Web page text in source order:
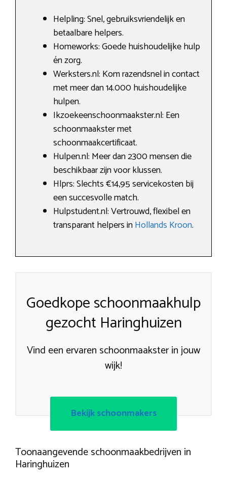
Helpling: Snel, gebruiksvriendelijk en
betaalbare helpers.
Homeworks: Goede huishoudelijke hulp
én zorg.
Werksters.nl: Kom razendsnel in contact
met meer dan 14.000 huishoudelijke
hulpen.
Ikzoekeenschoonmaakster.nl: Een
schoonmaakster met
schoonmaakcertificaat.
Hulpen.nl: Meer dan 2300 mensen die
beschikbaar zijn voor klussen.
Hlprs: Slechts €14,95 servicekosten bij
een succesvolle match.
Hulpstudent.nl: Vertrouwd, flexibel en
transparant helpers inHollands Kroon.
Goedkope schoonmaakhulp
gezocht Haringhuizen
Vind een ervaren schoonmaakster in jouw
wijk!
Bekijk schoonmakers
Toonaangevende schoonmaakbedrijven in
Haringhuizen